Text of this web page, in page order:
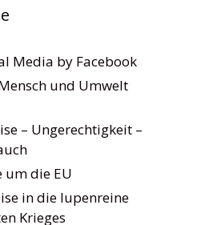
Media by Facebook
und Umwelt
– Ungerechtigkeit –
um die EU
in die lupenreine
Krieges